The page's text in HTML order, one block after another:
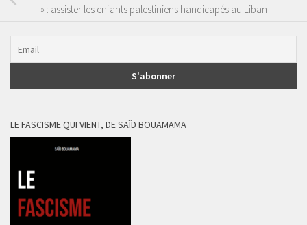
» : assister les enfants palestiniens handicapés au Liban
LE FASCISME QUI VIENT, DE SAÏD BOUAMAMA